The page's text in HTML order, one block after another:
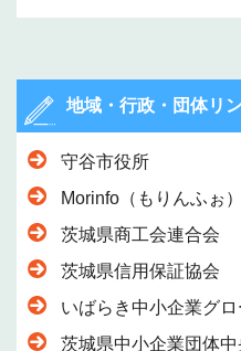
地域・行政・団体リ
守谷市役所
Morinfo（もりんふぉ
茨城県商工会連合会
茨城県信用保証協会
いばらき中小企業グ
茨城県中小企業団体中